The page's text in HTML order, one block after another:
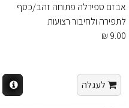
אבזם ספירלה פתוחה זהב/כסף
לתפירה ולחיבור רצועות
9.00 ₪
לעגלה